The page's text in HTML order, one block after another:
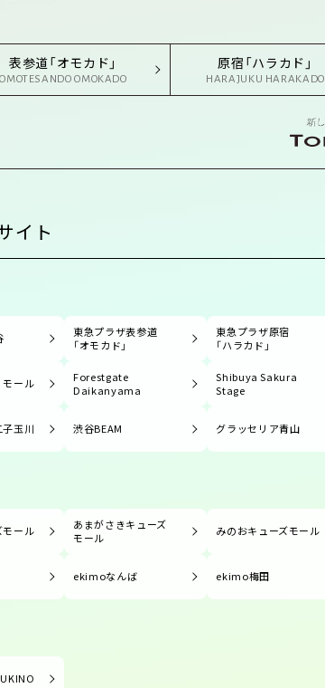
表参道「オモカド」
OMOTESANDO OMOKADO
原宿「ハラカド」
HARAJUKU HARAKADO
イト
東急プラザ表参道
「オモカド」
東急プラザ原宿
「ハラカド」
モール
Forestgate
Daikanyama
Shibuya Sakura
Stage
子玉川 渋谷BEAM グラッセリア青山
モール
あまがさきキューズ
モール
みのおキューズモール
ekimoなんば ekimo梅田